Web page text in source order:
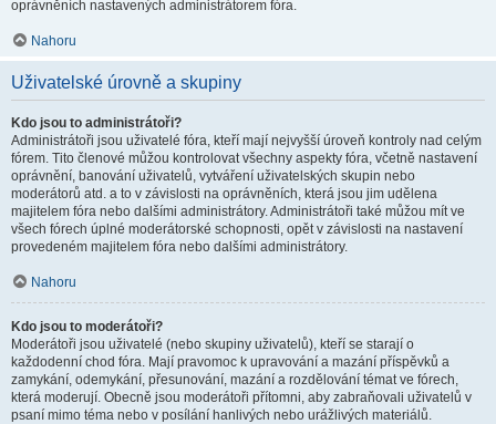
oprávněních nastavených administrátorem fóra.
Nahoru
Uživatelské úrovně a skupiny
Kdo jsou to administrátoři?
Administrátoři jsou uživatelé fóra, kteří mají nejvyšší úroveň kontroly nad celým
fórem. Tito členové můžou kontrolovat všechny aspekty fóra, včetně nastavení
oprávnění, banování uživatelů, vytváření uživatelských skupin nebo
moderátorů atd. a to v závislosti na oprávněních, která jsou jim udělena
majitelem fóra nebo dalšími administrátory. Administrátoři také můžou mít ve
všech fórech úplné moderátorské schopnosti, opět v závislosti na nastavení
provedeném majitelem fóra nebo dalšími administrátory.
Nahoru
Kdo jsou to moderátoři?
Moderátoři jsou uživatelé (nebo skupiny uživatelů), kteří se starají o
každodenní chod fóra. Mají pravomoc k upravování a mazání příspěvků a
zamykání, odemykání, přesunování, mazání a rozdělování témat ve fórech,
která moderují. Obecně jsou moderátoři přítomni, aby zabraňovali uživatelů v
psaní mimo téma nebo v posílání hanlivých nebo urážlivých materiálů.